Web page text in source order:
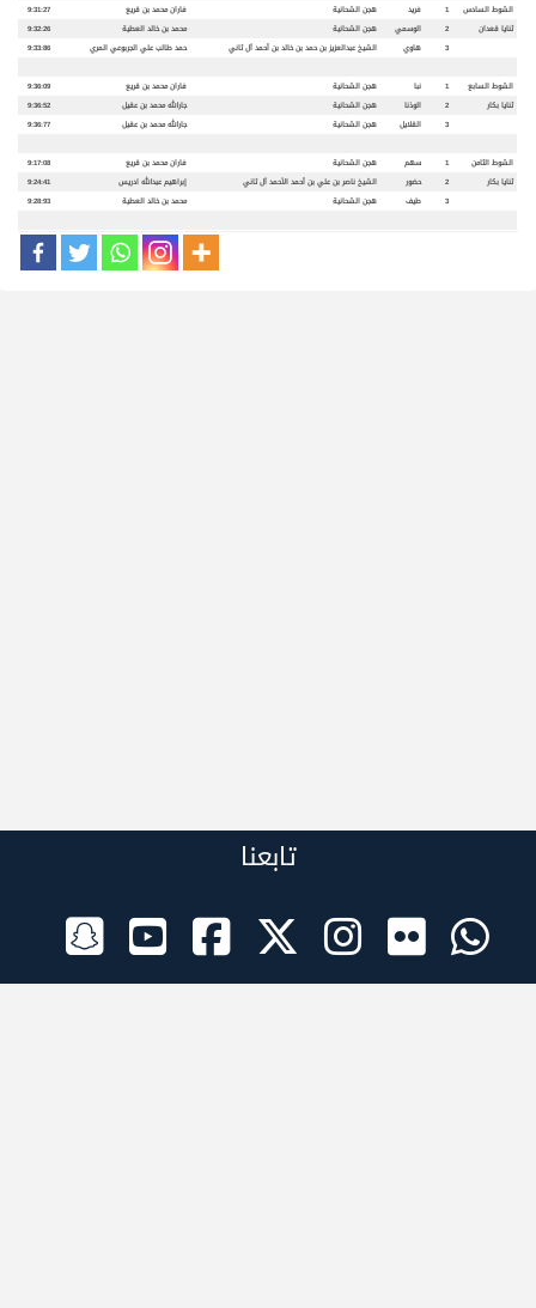
الشوط السادس 1 فريد هجن الشحانية فاران محمد بن قريع
9:31:27
ثنايا قعدان
2 الوسمي هجن الشحانية محمد بن خالد العطية
9:32:26
3
هاوي الشيخ عبدالعزيز بن حمد بن خالد بن أحمد آل ثاني حمد طالب علي الجربوعي المري 9:33:86
الشوط السابع 1 نبا هجن الشحانية فاران محمد بن قريع
9:36:09
ثنايا بكار
2 الوذنا هجن الشحانية جارالله محمد بن عقيل
9:36:52
3
القلايل هجن الشحانية جارالله محمد بن عقيل 9:36:77
الشوط الثامن 1 سهم هجن الشحانية فاران محمد بن قريع
9:17:08
ثنايا بكار
2 حضور الشيخ ناصر بن علي بن أحمد الأحمد آل ثاني إبراهيم عبدالله ادريس
9:24:41
3
طيف هجن الشحانية محمد بن خالد العطية 9:28:93
تابعنا